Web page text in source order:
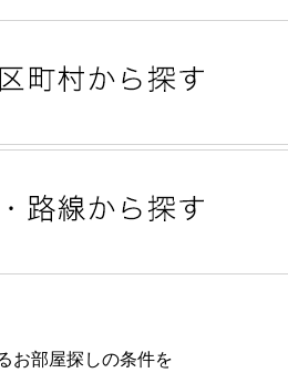
お部屋探しの条件を